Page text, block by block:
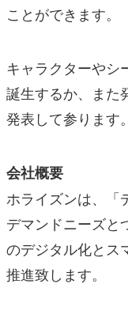
ことができます。
キャラクターやシ
誕生するか、また
発表して参ります。
会社概要
ホライズンは、「
デマンドニーズと
のデジタル化とス
推進致します。